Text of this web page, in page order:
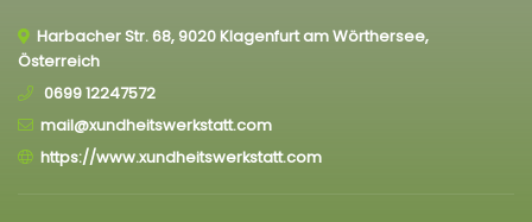
Harbacher Str. 68, 9020 Klagenfurt am Wörthersee,
Österreich
0699 12247572
mail@xundheitswerkstatt.com
https://www.xundheitswerkstatt.com